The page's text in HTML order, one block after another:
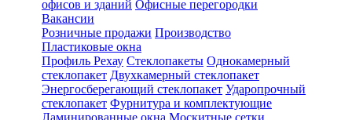
офисов и зданий Офисные перегородки
Вакансии
Розничные продажи Производство
Пластиковые окна
Профиль Рехау Стеклопакеты Однокамерный
стеклопакет Двухкамерный стеклопакет
Энергосберегающий стеклопакет Ударопрочный
стеклопакет Фурнитура и комплектующие